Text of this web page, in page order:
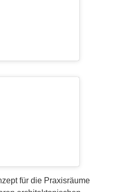
für die Praxisräume